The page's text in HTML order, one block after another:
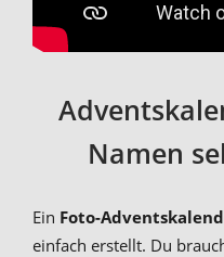
Namen
Ein Foto-
einfach erstellt. Du